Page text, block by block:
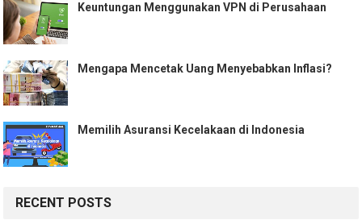
Keuntungan Menggunakan VPN di Perusahaan
Mengapa Mencetak Uang Menyebabkan Inflasi?
Memilih Asuransi Kecelakaan di Indonesia
RECENT POSTS